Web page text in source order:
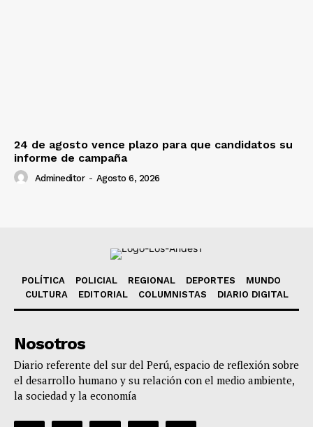
24 de agosto vence plazo para que candidatos su
informe de campaña
Admineditor - Agosto 6, 2026
POLÍTICA POLICIAL REGIONAL DEPORTES
MUNDO
CULTURA
EDITORIAL COLUMNISTAS DIARIO DIGITAL
Nosotros
Diario referente del sur del Perú, espacio de reflexión sobre
el desarrollo humano y su relación con el medio ambiente,
la sociedad y la economía